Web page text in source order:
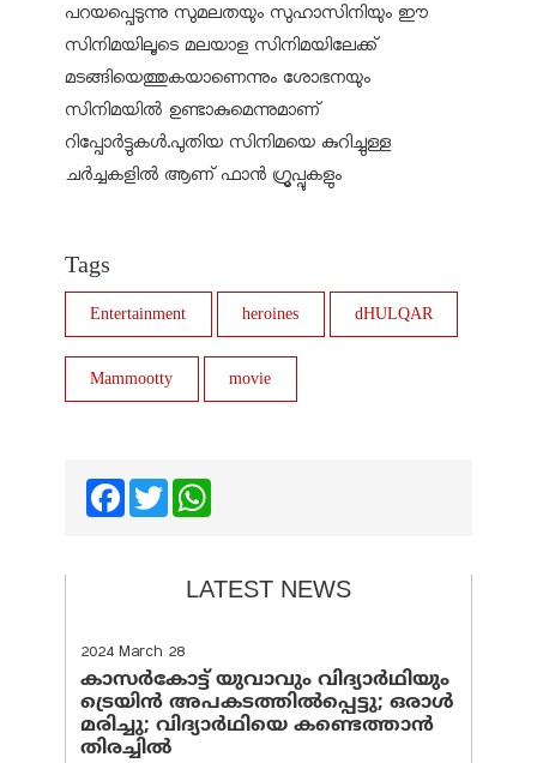
പറയപ്പെടുന്നു സുമലതയും സുഹാസിനിയും ഈ
സിനിമയിലൂടെ മലയാള സിനിമയിലേക്ക്
മടങ്ങിയെത്തുകയാണെന്നും ശോഭനയും
സിനിമയില്‍ ഉണ്ടാകുമെന്നുമാണ്
റിപ്പോര്‍ട്ടുകള്‍.പുതിയ സിനിമയെ കുറിച്ചുള്ള
ചര്‍ച്ചകളില്‍ ആണ് ഫാന്‍ ഗ്രൂപ്പുകളും
Tags
Entertainment heroines dHULQAR
Mammootty movie
FacebookTwitter
LATEST NEWS
2024 March 28
കാസർകോട്ട് യുവാവും വിദ്യാർഥിയും
ട്രെയിൻ അപകടത്തിൽപ്പെട്ടു; ഒരാൾ
മരിച്ചു; വിദ്യാർഥിയെ കണ്ടെത്താൻ
തിരച്ചിൽ